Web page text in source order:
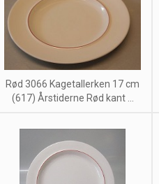
Rød 3066 Kagetallerken 17 cm
(617) Årstiderne Rød kant ...